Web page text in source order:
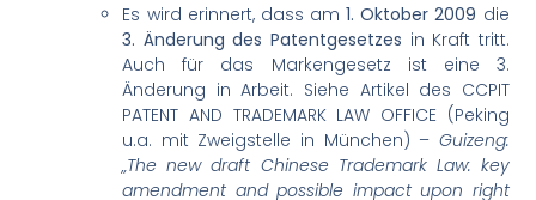
Es wird erinnert, dass am1. Oktober 2009 die
3. Änderung des Patentgesetzes in Kraft tritt.
Auch für das Markengesetz ist eine 3.
Änderung in Arbeit. Siehe Artikel des CCPIT
PATENT AND TRADEMARK LAW OFFICE (Peking
u.a. mit Zweigstelle in München) – Guizeng:
„The new draft Chinese Trademark Law: key
amendment and possible impact upon right